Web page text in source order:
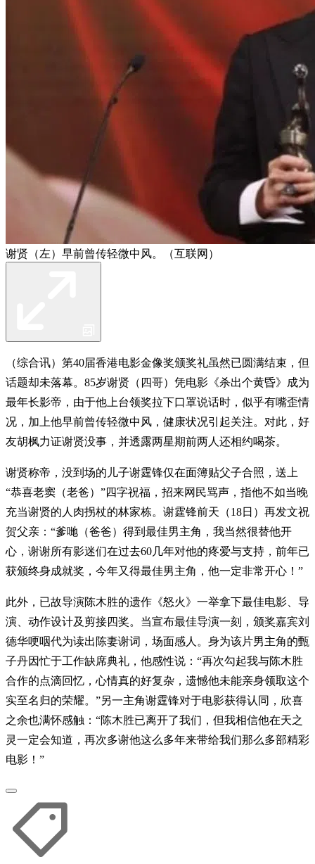
谢贤（左）早前曾传轻微中风。（互联网）
（综合讯）第40届香港电影金像奖颁奖礼虽然已圆满结束，但
话题却未落幕。85岁谢贤（四哥）凭电影《杀出个黄昏》成为
最年长影帝，由于他上台领奖拉下口罩说话时，似乎有嘴歪情
况，加上他早前曾传轻微中风，健康状况引起关注。对此，好
友胡枫力证谢贤没事，并透露两星期前两人还相约喝茶。
谢贤称帝，没到场的儿子谢霆锋仅在面簿贴父子合照，送上
“恭喜老窦（老爸）”四字祝福，招来网民骂声，指他不如当晚
充当谢贤的人肉拐杖的林家栋。谢霆锋前天（18日）再发文祝
贺父亲：“爹哋（爸爸）得到最佳男主角，我当然很替他开
心，谢谢所有影迷们在过去60几年对他的疼爱与支持，前年已
获颁终身成就奖，今年又得最佳男主角，他一定非常开心！”
此外，已故导演陈木胜的遗作《怒火》一举拿下最佳电影、导
演、动作设计及剪接四奖。当宣布最佳导演一刻，颁奖嘉宾刘
德华哽咽代为读出陈妻谢词，场面感人。身为该片男主角的甄
子丹因忙于工作缺席典礼，他感性说：“再次勾起我与陈木胜
合作的点滴回忆，心情真的好复杂，遗憾他未能亲身领取这个
实至名归的荣耀。”另一主角谢霆锋对于电影获得认同，欣喜
之余也满怀感触：“陈木胜已离开了我们，但我相信他在天之
灵一定会知道，再次多谢他这么多年来带给我们那么多部精彩
电影！”